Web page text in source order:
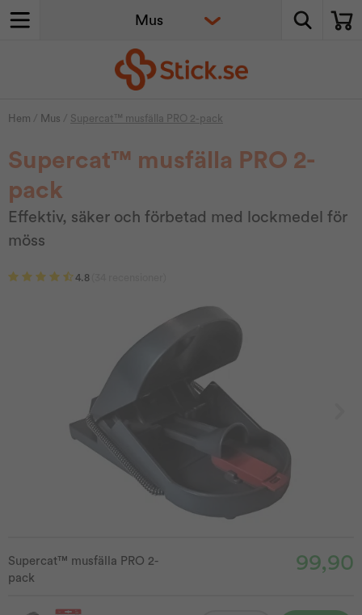
Hem / Mus / Supercat™ musfälla PRO 2-pack
Supercat™ musfälla PRO 2-
pack
Effektiv, säker och förbetad med lockmedel för
möss
4.8
Supercat™ musfälla PRO 2-
pack
99,90